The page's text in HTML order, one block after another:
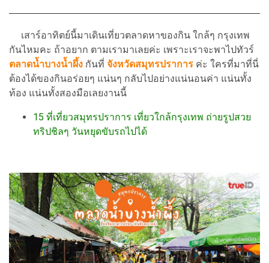
เสาร์อาทิตย์นี้มาเดินเที่ยวตลาดหาของกิน ใกล้ๆ กรุงเทพ
กันไหมคะ ถ้าอยาก ตามเรามาเลยค่ะ เพราะเราจะพาไปทัวร์
ตลาดน้ำบางน้ำผึ้ง กันที่ จังหวัดสมุทรปราการ ค่ะ ใครที่มาที่นี่
ต้องได้ของกินอร่อยๆ แน่นๆ กลับไปอย่างแน่นอนค่า แน่นทั้ง
ท้อง แน่นทั้งสองมือเลยงานนี้
15 ที่เที่ยวสมุทรปราการ เที่ยวใกล้กรุงเทพ ถ่ายรูปสวย
ทริปชิลๆ วันหยุดขับรถไปได้